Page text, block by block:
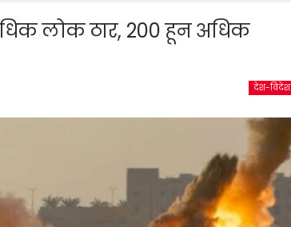
लोक ठार, 200 हून अधिक
देश-विदेश